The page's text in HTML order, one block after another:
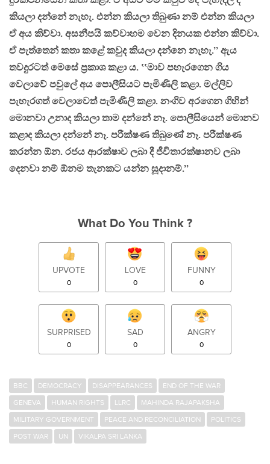
කියලා දන්නේ නැහැ. එන්න කියලා තිබුණා නම් එන්න කියලා
ඒ අය කිව්වා. අසනීපයි කව්වාහම වෙන දිනයක එන්න කිව්වා.
ඒ පැත්තෙන් කතා කළේ කවුද කියලා දන්නෙ නැහැ.’’ ඇය
තවදුරටත් මෙසේ ප්‍රකාශ කළා ය. ‛‛මාව පහැරගෙන ගිය
වෙලාවේ පවුලේ අය පොලීසියට පැමිණිලි කළා. මල්ලිව
පැහැරගත් වෙලාවෙත් පැමිණිලි කළා. නංගිව අරගෙන ගිහින්
මොනවා උනාද කියලා තාම දන්නේ නෑ. පොලීසියෙන් මොනව
කළාද කියලා දන්නේ නෑ. පරීක්ෂණ තිබුණේ නෑ. පරීක්ෂණ
කරන්න ඕන. රජය ආරක්ෂාව ලබා දී ජීවිතාරක්ෂානව ලබා
දෙනවා නම් ඕනම තැනකට යන්න සූදානම්.’’
What Do You Think ?
UPVOTE
0
LOVE
0
FUNNY
0
SURPRISED
0
SAD
0
ANGRY
0
BBC DEMOCRACY DISAPPEARANCES
END OF THE WAR
GENEVA
HUMAN RIGHTS LLRC
MAHINDA RAJAPAKSHA
MILITARY GOVERNMENT
PEACE AND RECONCILIATION
POLITICS
POST WAR
UN VIKALPA SRI LANKA